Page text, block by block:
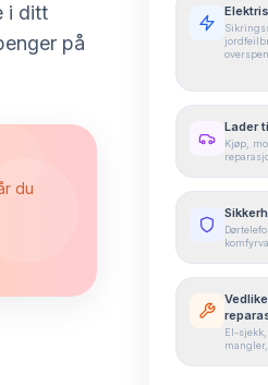
i ditt
på
du
Lader
Kjøp,
El-